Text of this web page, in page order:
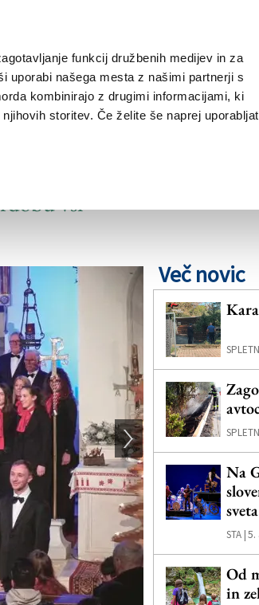
funkcij družbenih medijev in za
uporabi našega mesta z našimi partnerji s
kombinirajo z drugimi informacijami, ki
storitev. Če želite še naprej
KULTURA ŠPORT ŠE
vsi
Več novic
Na
sveta
STA |5.
Od
in